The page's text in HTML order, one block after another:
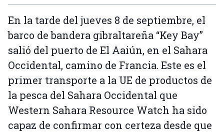
En la tarde del jueves 8 de septiembre, el
barco de bandera gibraltareña “Key Bay”
salió del puerto de El Aaiún, en el Sahara
Occidental, camino de Francia. Este es el
primer transporte a la UE de productos de
la pesca del Sahara Occidental que
Western Sahara Resource Watch ha sido
capaz de confirmar con certeza desde que